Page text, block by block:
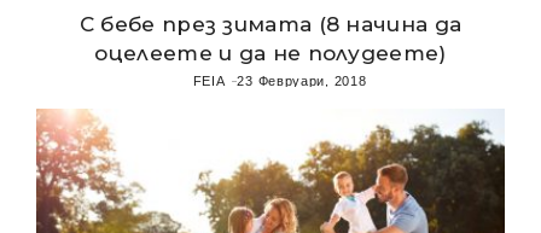
С бебе през зимата (8 начина да
оцелеете и да не полудеете)
FEIA 23 Февруари, 2018